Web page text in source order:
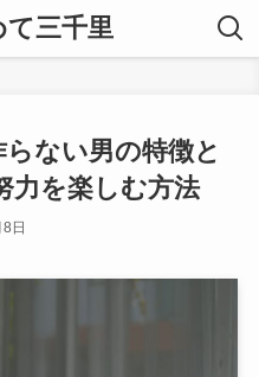
三千里
らない男の特徴と
力を楽しむ方法
日